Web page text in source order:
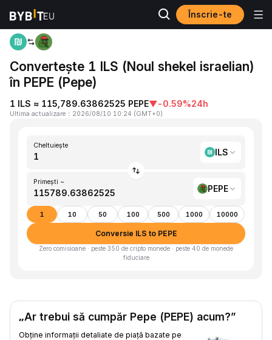
Înscrie-te
Acasă ILS to PEPE
Convertește 1 ILS (Noul shekel israelian)
în PEPE (Pepe)
1 ILS ≈ 115,789.63862525 PEPE▼-0.59%24h
Ultima actualizare ： 2026/08/10 10:24 (GMT+0)
Cheltuiește
ILS
Primești ~
PEPE
1 10 50 100 500 1000 10000
Conversie ILS to PEPE
Zero comisioane · peste 350 de cripto monede · peste 40 de monede
fiduciare
„Ar trebui să cumpăr Pepe (PEPE) acum?”
Obține informații detaliate de piață bazate pe